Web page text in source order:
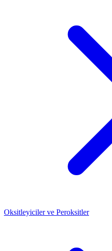
Oksitleyiciler ve Peroksitler